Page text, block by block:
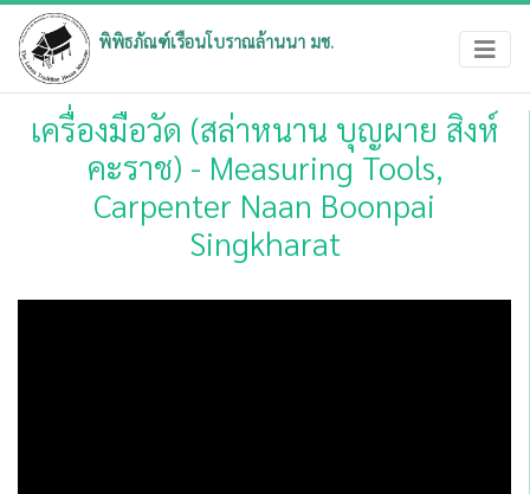
พิพิธภัณฑ์เรือนโบราณล้านนา มช.
เครื่องมือวัด (สล่าหนาน บุญผาย สิงห์
คะราช) - Measuring Tools,
Carpenter Naan Boonpai
Singkharat
บทความเป็นประโยชน์ต่อท่าน ×
มากที่สุด = 5 ดาว